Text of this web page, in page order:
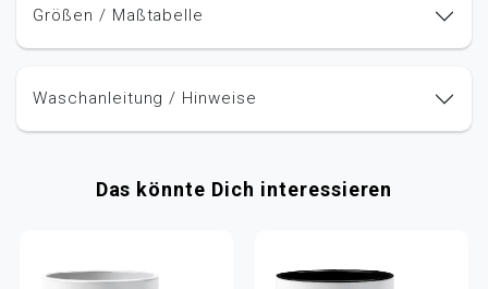
Größen / Maßtabelle
Waschanleitung / Hinweise
Das könnte Dich interessieren